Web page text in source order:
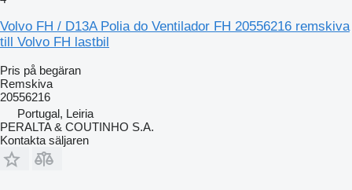
Volvo FH / D13A Polia do Ventilador FH 20556216 remskiva
till Volvo FH lastbil
Pris på begäran
Remskiva
20556216
Portugal, Leiria
PERALTA & COUTINHO S.A.
Kontakta säljaren